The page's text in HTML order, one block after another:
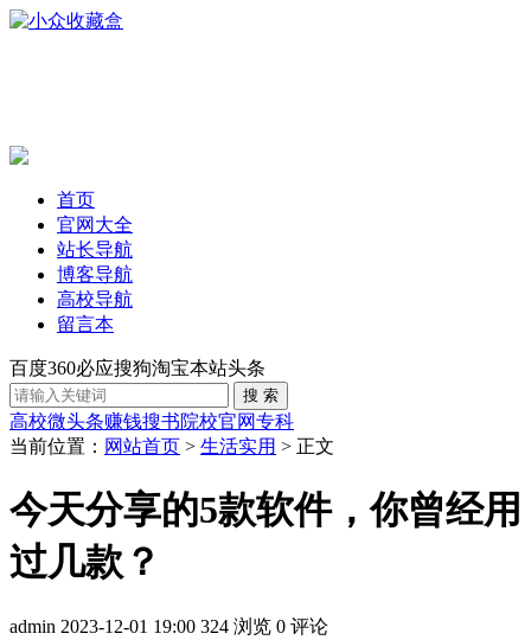
首页
官网大全
站长导航
博客导航
高校导航
留言本
百度360必应搜狗淘宝本站头条
高校微头条赚钱搜书院校官网专科
当前位置： 网站首页 > 生活实用 > 正文
今天分享的5款软件，你曾经用
过几款？
admin 2023-12-01 19:00 324 浏览 0 评论